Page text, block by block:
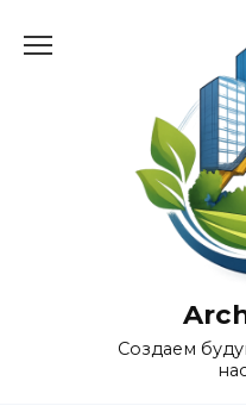
Создаем